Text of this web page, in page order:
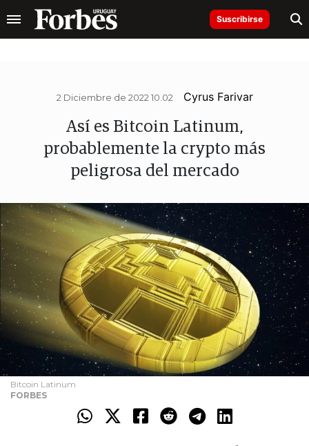
Suscribirse
2 Diciembre de 2022 10.02 Cyrus Farivar
Así es Bitcoin Latinum,
probablemente la crypto más
peligrosa del mercado
Bitcoin Latinum
FORBES